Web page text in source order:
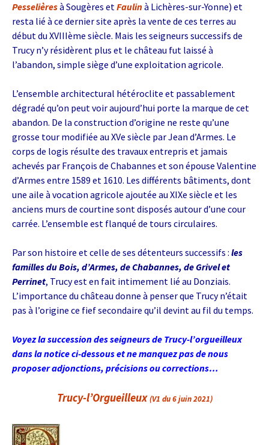
Pesselièresà Sougères etFaulinà Lichères-sur-Yonne) et
resta lié à ce dernier site après la vente de ces terres au
début du XVIIIème siècle. Mais les seigneurs successifs de
Trucy n’y résidèrent plus et le château fut laissé à
l’abandon, simple siège d’une exploitation agricole.
L’ensemble architectural hétéroclite et passablement
dégradé qu’on peut voir aujourd’hui porte la marque de cet
abandon. De la construction d’origine ne reste qu’une
grosse tour modifiée au XVe siècle par Jean d’Armes. Le
corps de logis résulte des travaux entrepris et jamais
achevés par François de Chabannes et son épouse Valentine
d’Armes entre 1589 et 1610. Les différents bâtiments, dont
une aile à vocation agricole ajoutée au XIXe siècle et les
anciens murs de courtine sont disposés autour d’une cour
carrée. L’ensemble est flanqué de tours circulaires.
Par son histoire et celle de ses détenteurs successifs : les
familles du Bois, d’Armes, de Chabannes, de Grivel et
Perrinet, Trucy est en fait intimement lié au Donziais.
L’importance du château donne à penser que Trucy n’était
pas à l’origine ce fief secondaire qu’il devint au fil du temps.
Voyez la succession des seigneurs de Trucy-l’orgueilleux
dans la notice ci-dessous et ne manquez pas de nous
proposer adjonctions, précisions ou corrections…
Trucy-l’Orgueilleux(V1 du 6 juin 2021)